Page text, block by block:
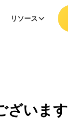
リソース
ざいます